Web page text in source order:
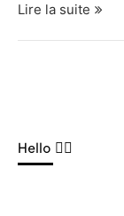
Lire la suite
Hello ✌🏼